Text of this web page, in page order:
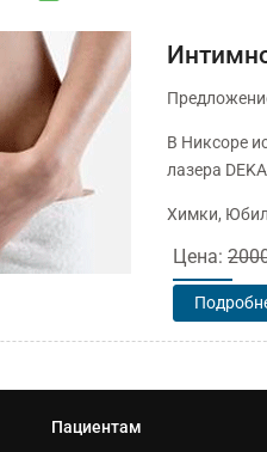
В Никсоре
лазера
Химки,
Цена:
Пациентам